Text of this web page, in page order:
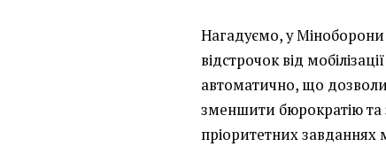
Нагадуємо, у Міноборони
відстрочок від
автоматично, що
зменшити бюрократію та
пріоритетних завданнях